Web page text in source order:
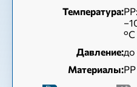
Температура:
°C
Давление:до
Материалы: